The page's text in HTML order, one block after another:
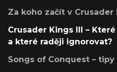
Za koho začít v
Crusader Kings III –
a které raději ignorovat?
Songs of Conquest –